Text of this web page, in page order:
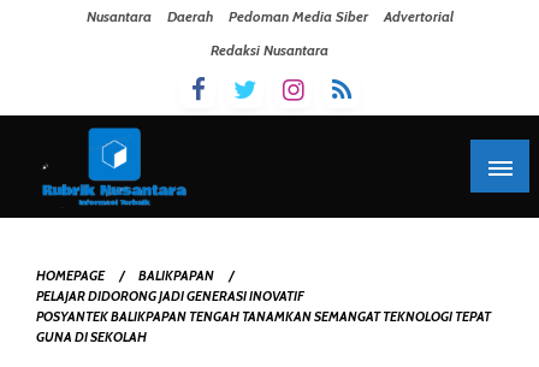
Nusantara Daerah Pedoman Media Siber
Advertorial
Redaksi Nusantara
HOMEPAGE
BALIKPAPAN
PELAJAR DIDORONG JADI GENERASI INOVATIF
POSYANTEK BALIKPAPAN TENGAH TANAMKAN SEMANGAT TEKNOLOGI TEPAT
GUNA DI SEKOLAH